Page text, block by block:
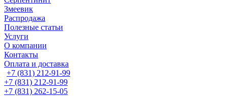
Змеевик
Распродажа
Полезные статьи
Услуги
О компании
Контакты
Оплата и доставка
+7 (831) 212-91-99
+7 (831) 212-91-99
+7 (831) 262-15-05